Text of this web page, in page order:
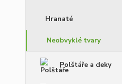
Hranaté
Neobvyklé tvary
Polštáře a deky